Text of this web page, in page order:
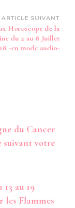
ARTICLE SUIVANT
Horoscope de la
du 2 au 8 Juillet
-en mode audio-
du Cancer
suivant votre
au 19
les Flammes